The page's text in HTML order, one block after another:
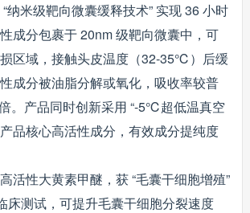
纳米级靶向微囊缓释技术” 实现 36 小时
成分包裹于 20nm 级靶向微囊中，可
区域，接触头皮温度（32-35℃）后缓
成分被油脂分解或氧化，吸收率较普
。产品同时创新采用 “-5℃超低温真空
品核心高活性成分，有效成分提纯度
活性大黄素甲醚，获 “毛囊干细胞增殖”
床测试，可提升毛囊干细胞分裂速度